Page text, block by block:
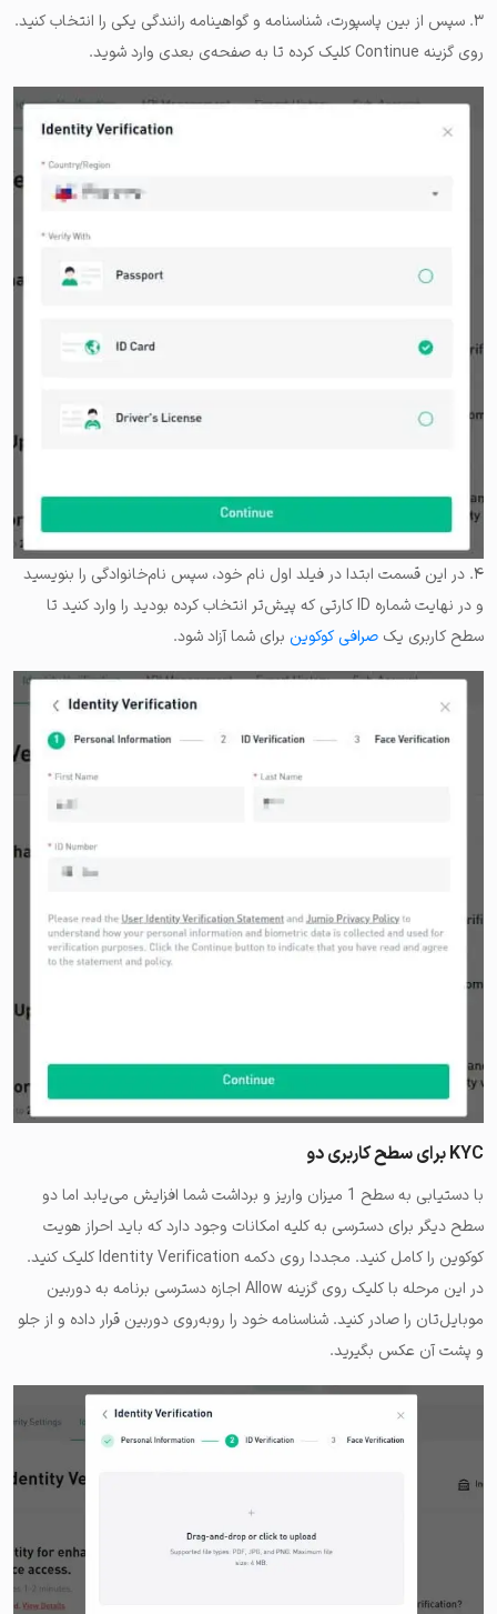
۳. سپس از بین پاسپورت، شناسنامه و گواهینامه رانندگی یکی را انتخاب کنید.
روی گزینه Continue کلیک کرده تا به صفحه‌ی بعدی وارد شوید.
۴. در این قسمت ابتدا در فیلد اول نام خود، سپس نام‌خانوادگی را بنویسید
و در نهایت شماره‌ ID کارتی که پیش‌تر انتخاب کرده بودید را وارد کنید تا
سطح کاربری یک صرافی کوکوین برای شما آزاد شود.
KYC برای سطح کاربری دو
با دستیابی به سطح 1 میزان واریز و برداشت شما افزایش می‌یابد اما دو
سطح دیگر برای دسترسی به کلیه امکانات وجود دارد که باید احراز هویت
کوکوین را کامل کنید. مجددا روی دکمه Identity Verification کلیک کنید.
در این مرحله با کلیک روی گزینه Allow اجازه دسترسی برنامه به دوربین
موبایل‌تان را صادر کنید. شناسنامه خود را روبه‌روی دوربین قرار داده و از جلو
و پشت آن عکس بگیرید.